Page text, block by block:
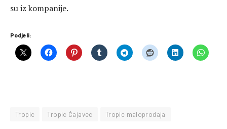
su iz kompanije.
Podjeli:
Tropic Tropic Čajavec Tropic maloprodaja